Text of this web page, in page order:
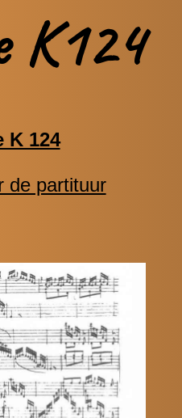
K124
K 124
de partituur